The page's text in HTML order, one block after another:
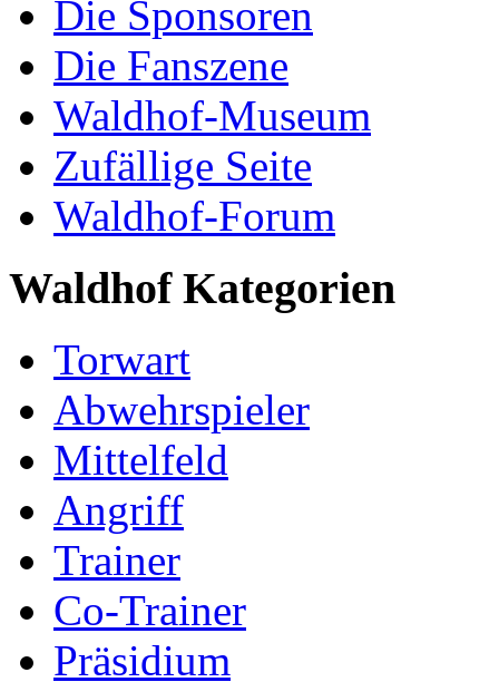
Die Sponsoren
Die Fanszene
Waldhof-Museum
Zufällige Seite
Waldhof-Forum
Waldhof Kategorien
Torwart
Abwehrspieler
Mittelfeld
Angriff
Trainer
Co-Trainer
Präsidium